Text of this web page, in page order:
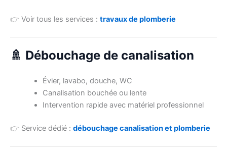
👉 Voir tous les services : travaux de plomberie
🚿 Débouchage de canalisation
Évier, lavabo, douche, WC
Canalisation bouchée ou lente
Intervention rapide avec matériel professionnel
👉 Service dédié : débouchage canalisation et plomberie